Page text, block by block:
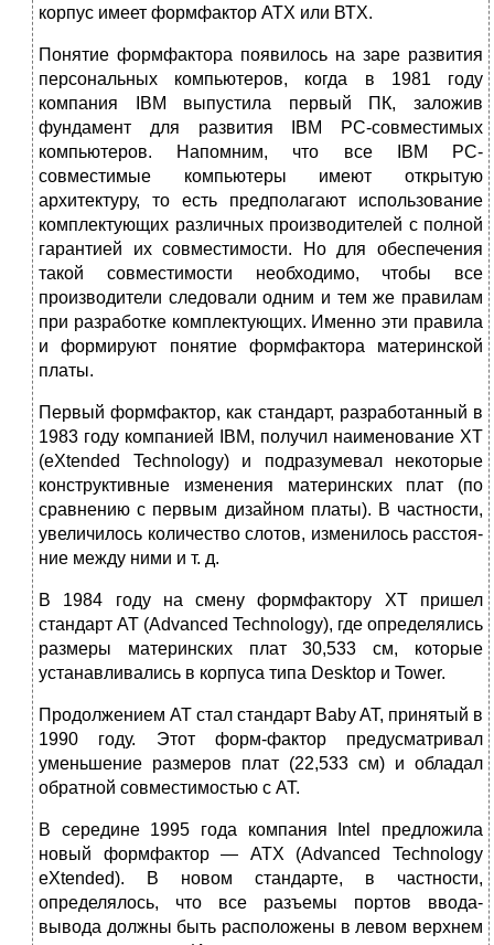
корпус имеет формфактор АТХ или ВТХ.
Понятие формфактора появилось на заре развития
персональных компьютеров, когда в 1981 году
компания IBM выпустила первый ПК, заложив
фундамент для развития IBM PC-совместимых
компьютеров. Напомним, что все IBM PC-
совместимые компьютеры имеют открытую
архитектуру, то есть предполагают ис­пользование
комплектующих различных производителей с полной
гарантией их совместимости. Но для обеспечения
такой совместимости необходимо, чтобы все
производители следовали одним и тем же правилам
при разработке комплектующих. Именно эти правила
и формируют понятие формфактора материнской
платы.
Первый формфактор, как стандарт, разработанный в
1983 году компанией IBM, получил наименование XT
(eXtended Technology) и подразумевал некоторые
конструктивные изменения материнских плат (по
сравнению с первым дизай­ном платы). В частности,
увеличилось количество слотов, изменилось расстоя­
ние между ними и т. д.
В 1984 году на смену формфактору XT пришел
стандарт AT (Advanced Techno­logy), где определялись
размеры материнских плат 30,533 см, которые
устанав­ливались в корпуса типа Desktop и Tower.
Продолжением AT стал стандарт Baby AT, принятый в
1990 году. Этот форм-фактор предусматривал
уменьшение размеров плат (22,533 см) и обладал
обрат­ной совместимостью с AT.
В середине 1995 года компания Intel предложила
новый формфактор — АТХ (Advanced Technology
eXtended). В новом стандарте, в частности,
определялось, что все разъемы портов ввода-
вывода должны быть расположены в левом верх­нем